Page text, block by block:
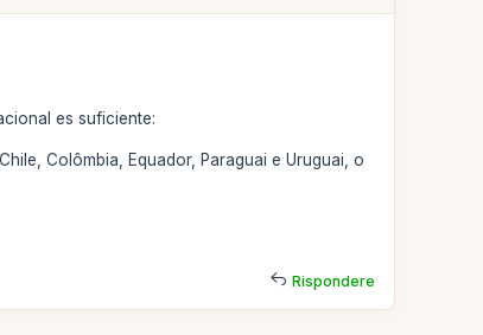
es suficiente:
Colômbia, Equador, Paraguai e Uruguai, o
Rispondere